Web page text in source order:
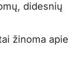
didesnių
žinoma apie